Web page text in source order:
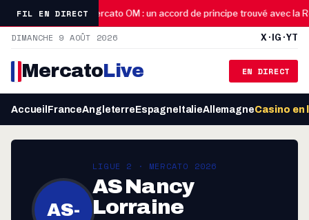
FIL EN DIRECT
d’euros »03:16 Mercato OM : un accord de principe trouvé avec la
DIMANCHE 9 AOÛT 2026 X · IG · YT
MercatoLive EN DIRECT
Accueil FranceAngleterreEspagneItalieAllemagneCasino en
AS-
LIGUE 2 · MERCATO 2026
AS Nancy
Lorraine